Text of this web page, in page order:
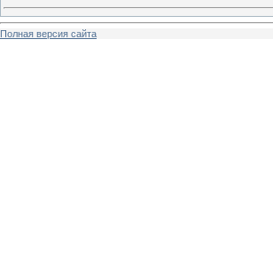
Полная версия сайта